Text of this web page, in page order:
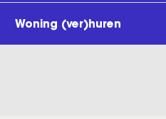
Woning (ver)huren